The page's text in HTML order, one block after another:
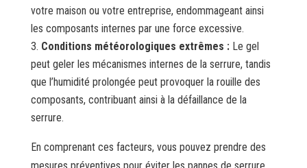
votre maison ou votre entreprise, endommageant ainsi
les composants internes par une force excessive.
Conditions météorologiques extrêmes :Le gel
peut geler les mécanismes internes de la serrure, tandis
que l’humidité prolongée peut provoquer la rouille des
composants, contribuant ainsi à la défaillance de la
serrure.
En comprenant ces facteurs, vous pouvez prendre des